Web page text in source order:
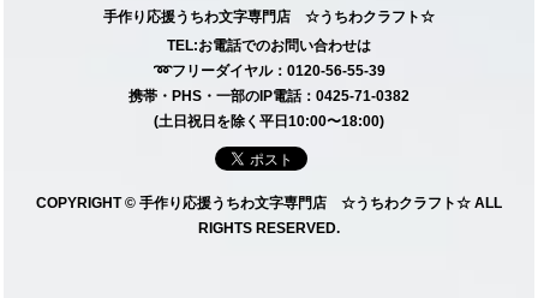
手作り応援うちわ文字専門店 ☆うちわクラフト☆
TEL:お電話でのお問い合わせは
➿フリーダイヤル：0120-56-55-39
携帯・PHS・一部のIP電話：0425-71-0382
(土日祝日を除く平日10:00〜18:00)
COPYRIGHT © 手作り応援うちわ文字専門店 ☆うちわクラフト☆ ALL
RIGHTS RESERVED.